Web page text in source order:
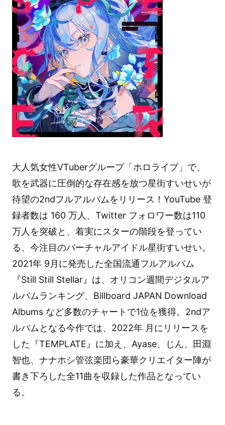
大人気女性VTuberグループ「ホロライブ」で、
歌を武器に圧倒的な存在感を放つ星街すいせいが
待望の2ndフルアルバムをリリース！YouTube 登
録者数は 160 万人、Twitter フォロワー数は110
万人を突破と、着実にスターの階段を登ってい
る、今注目のバーチャルアイドル星街すいせい。
2021年 9月に発売した全国流通フルアルバム
『Still Still Stellar』は、オリコン週間デジタルア
ルバムランキング、Billboard JAPAN Download
Albums など多数のチャートで1位を獲得。2ndア
ルバムとなる今作では、2022年 月にリリースを
した『TEMPLATE』に加え、Ayase、じん、田淵
智也、ナナホシ管弦楽団ら豪華クリエイター陣が
書き下ろした全11曲を収録した作品となってい
る。